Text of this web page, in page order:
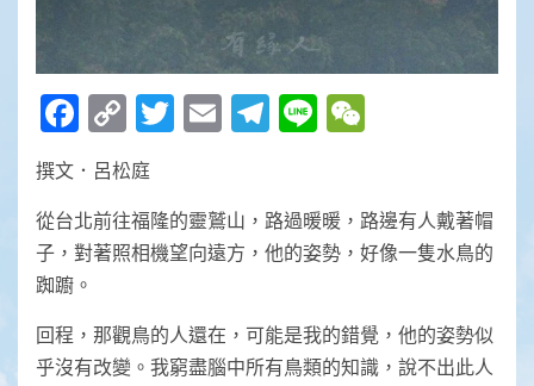
Facebook
Copy
Link
Twitter
EmailTelegram
Line
撰文．呂松庭
從台北前往福隆的靈鷲山，路過暖暖，路邊有人戴著帽
子，對著照相機望向遠方，他的姿勢，好像一隻水鳥的
踟躕。
回程，那觀鳥的人還在，可能是我的錯覺，他的姿勢似
乎沒有改變。我窮盡腦中所有鳥類的知識，說不出此人